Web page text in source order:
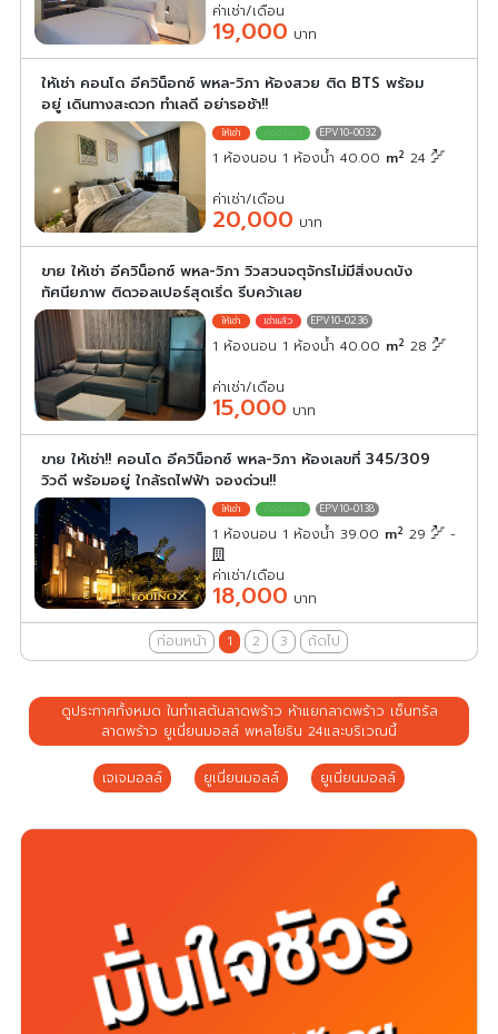
ค่าเช่า/เดือน
19,000 บาท
ให้เช่า คอนโด อีควิน็อกซ์ พหล-วิภา ห้องสวย ติด BTS พร้อม
อยู่ เดินทางสะดวก ทำเลดี อย่ารอช้า!!
EPV10-0032
1 ห้องนอน 1 ห้องน้ำ 40.00 m2 24
ค่าเช่า/เดือน
20,000 บาท
ขาย ให้เช่า อีควิน็อกซ์ พหล-วิภา วิวสวนจตุจักรไม่มีสิ่งบดบัง
ทัศนียภาพ ติดวอลเปอร์สุดเริ่ด รีบคว้าเลย
EPV10-0236
1 ห้องนอน 1 ห้องน้ำ 40.00 m2 28
ค่าเช่า/เดือน
15,000 บาท
ขาย ให้เช่า!! คอนโด อีควิน็อกซ์ พหล-วิภา ห้องเลขที่ 345/309
วิวดี พร้อมอยู่ ใกล้รถไฟฟ้า จองด่วน!!
EPV10-0138
1 ห้องนอน 1 ห้องน้ำ 39.00 m2 29 -
ค่าเช่า/เดือน
18,000 บาท
ก่อนหน้า 1 2 3 ถัดไป
ดูประกาศทั้งหมด ในทำเลต้นลาดพร้าว ห้าแยกลาดพร้าว เซ็นทรัล
ลาดพร้าว ยูเนี่ยนมอลล์ พหลโยธิน 24และบริเวณนี้
เจเจมอลล์ ยูเนี่ยนมอลล์ ยูเนี่ยนมอลล์